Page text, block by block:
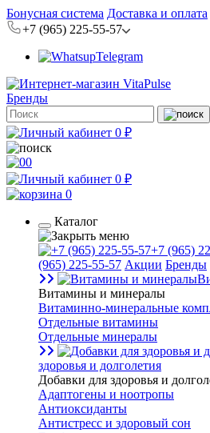
Бонусная система Доставка и оплата
+7 (965) 225-55-57
Telegram
Бренды
0 ₽
0
0 ₽
0
Каталог
+7 (965)
(965) 225-55-57 Акции Бренды
Витамины и минералы
Витаминно-минеральные
Отдельные витамины
Отдельные минералы
здоровья и долголетия
Добавки для здоровья и
Адаптогены и ноотропы
Антиоксиданты
Антистресс и здоровый сон